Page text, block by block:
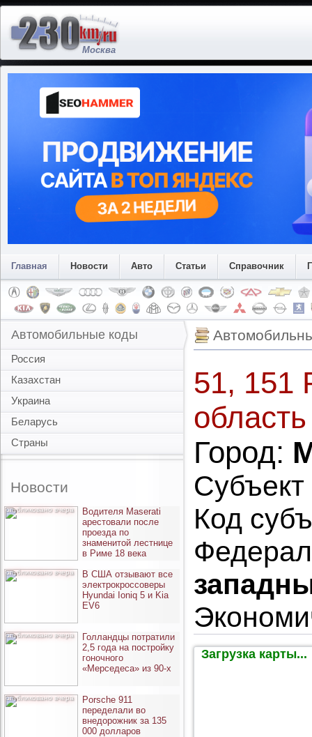
Москва
Главная Новости Авто Статьи Справочник
Автомобильные коды
Россия
Казахстан
Украина
Беларусь
Страны
Новости
опубликовано вчера
Водителя Maserati
арестовали после
проезда по
знаменитой лестнице
в Риме 18 века
опубликовано вчера
В США отзывают все
электрокроссоверы
Hyundai Ioniq 5 и Kia
EV6
опубликовано вчера
Голландцы потратили
2,5 года на постройку
гоночного
«Мерседеса» из 90-х
опубликовано вчера
Porsche 911
переделали во
внедорожник за 135
000 долларов
51, 151
область
Город:
Код
Загрузка карты...